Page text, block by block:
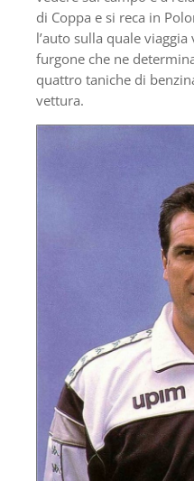
di Coppa e si reca in
l’auto sulla quale
furgone che ne
quattro taniche di
vettura.